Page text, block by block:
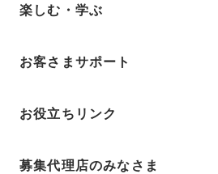
楽しむ・学ぶ
お客さまサポート
お役立ちリンク
募集代理店のみなさま